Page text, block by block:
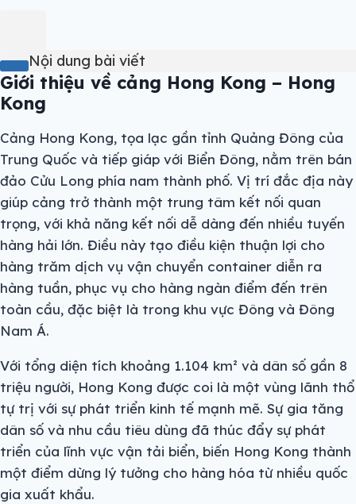
Nội dung bài viết
Giới thiệu về cảng Hong Kong – Hong
Kong
Cảng Hong Kong, tọa lạc gần tỉnh Quảng Đông của
Trung Quốc và tiếp giáp với Biển Đông, nằm trên bán
đảo Cửu Long phía nam thành phố. Vị trí đắc địa này
giúp cảng trở thành một trung tâm kết nối quan
trọng, với khả năng kết nối dễ dàng đến nhiều tuyến
hàng hải lớn. Điều này tạo điều kiện thuận lợi cho
hàng trăm dịch vụ vận chuyển container diễn ra
hàng tuần, phục vụ cho hàng ngàn điểm đến trên
toàn cầu, đặc biệt là trong khu vực Đông và Đông
Nam Á.
Với tổng diện tích khoảng 1.104 km² và dân số gần 8
triệu người, Hong Kong được coi là một vùng lãnh thổ
tự trị với sự phát triển kinh tế mạnh mẽ. Sự gia tăng
dân số và nhu cầu tiêu dùng đã thúc đẩy sự phát
triển của lĩnh vực vận tải biển, biến Hong Kong thành
một điểm dừng lý tưởng cho hàng hóa từ nhiều quốc
gia xuất khẩu.